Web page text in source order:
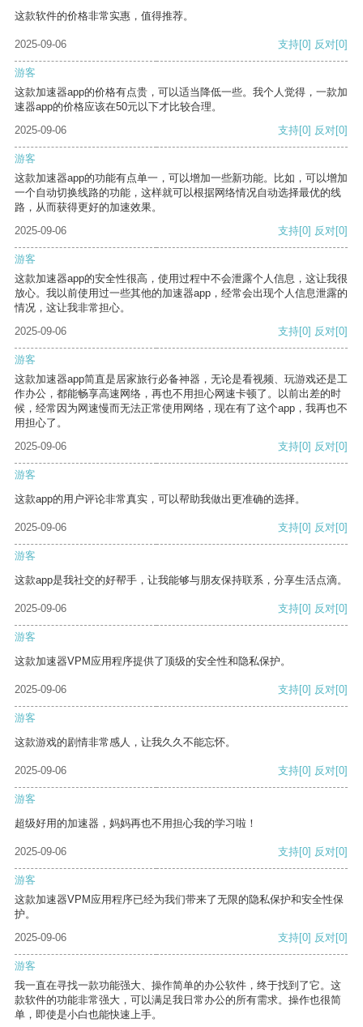
这款软件的价格非常实惠，值得推荐。
2025-09-06 支持[0] 反对[0]
游客
这款加速器app的价格有点贵，可以适当降低一些。我个人觉得，一款加
速器app的价格应该在50元以下才比较合理。
2025-09-06
支持[0] 反对[0]
游客
这款加速器app的功能有点单一，可以增加一些新功能。比如，可以增加
一个自动切换线路的功能，这样就可以根据网络情况自动选择最优的线
路，从而获得更好的加速效果。
2025-09-06
支持[0] 反对[0]
游客
这款加速器app的安全性很高，使用过程中不会泄露个人信息，这让我很
放心。我以前使用过一些其他的加速器app，经常会出现个人信息泄露的
情况，这让我非常担心。
2025-09-06
支持[0] 反对[0]
游客
这款加速器app简直是居家旅行必备神器，无论是看视频、玩游戏还是工
作办公，都能畅享高速网络，再也不用担心网速卡顿了。以前出差的时
候，经常因为网速慢而无法正常使用网络，现在有了这个app，我再也不
用担心了。
2025-09-06
支持[0] 反对[0]
游客
这款app的用户评论非常真实，可以帮助我做出更准确的选择。
2025-09-06 支持[0] 反对[0]
游客
这款app是我社交的好帮手，让我能够与朋友保持联系，分享生活点滴。
2025-09-06 支持[0] 反对[0]
游客
这款加速器VPM应用程序提供了顶级的安全性和隐私保护。
2025-09-06 支持[0] 反对[0]
游客
这款游戏的剧情非常感人，让我久久不能忘怀。
2025-09-06 支持[0] 反对[0]
游客
超级好用的加速器，妈妈再也不用担心我的学习啦！
2025-09-06 支持[0] 反对[0]
游客
这款加速器VPM应用程序已经为我们带来了无限的隐私保护和安全性保
护。
2025-09-06
支持[0] 反对[0]
游客
我一直在寻找一款功能强大、操作简单的办公软件，终于找到了它。这
款软件的功能非常强大，可以满足我日常办公的所有需求。操作也很简
单，即使是小白也能快速上手。